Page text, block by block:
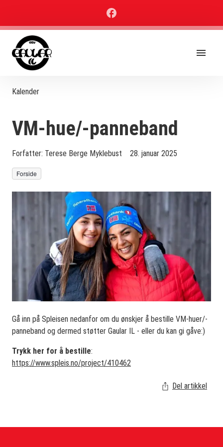
Kalender
VM-hue/-panneband
Forfatter: Terese Berge Myklebust 28. januar 2025
Forside
Gå inn på Spleisen nedanfor om du ønskjer å bestille VM-huer/-
panneband og dermed støtter Gaular IL - eller du kan gi gåve:)
Trykk her for å bestille:
https://www.spleis.no/project/410462
Del artikkel